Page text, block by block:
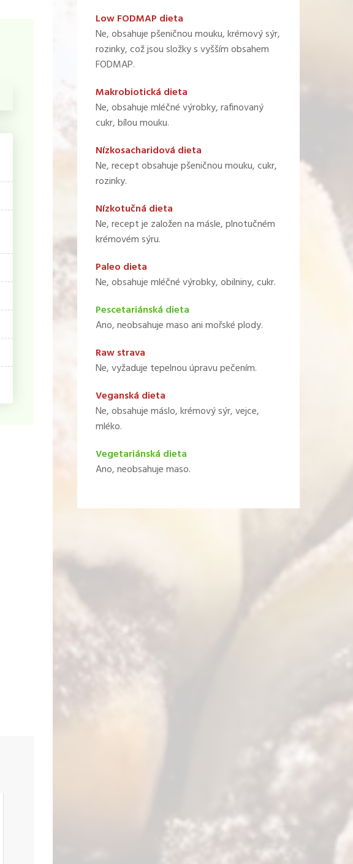
Low FODMAP dieta
Ne, obsahuje pšeničnou mouku, krémový sýr,
rozinky, což jsou složky s vyšším obsahem
FODMAP.
Makrobiotická dieta
Ne, obsahuje mléčné výrobky, rafinovaný
cukr, bílou mouku.
Nízkosacharidová dieta
Ne, recept obsahuje pšeničnou mouku, cukr,
rozinky.
Nízkotučná dieta
Ne, recept je založen na másle, plnotučném
krémovém sýru.
Paleo dieta
Ne, obsahuje mléčné výrobky, obilniny, cukr.
Pescetariánská dieta
Ano, neobsahuje maso ani mořské plody.
Raw strava
Ne, vyžaduje tepelnou úpravu pečením.
Veganská dieta
Ne, obsahuje máslo, krémový sýr, vejce,
mléko.
Vegetariánská dieta
Ano, neobsahuje maso.